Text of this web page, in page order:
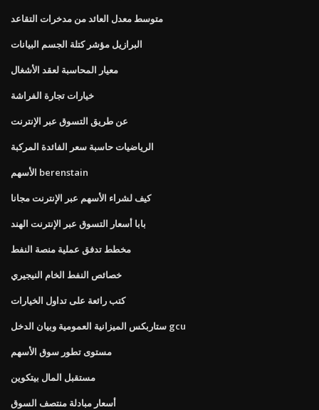
متوسط ​​معدل العائد من مدخرات التقاعد
البرازيل مؤشر كتلة الجسم البيانات
معيار المحاسبة لعقد الأشغال
خيارات تجارة الفراشة
عن طريق التسوق عبر الإنترنت
الرياضيات حاسبة سعر الفائدة المركبة
الأسهم berenstain
كيف لشراء الأسهم عبر الإنترنت مجانا
بابا أسعار التسوق عبر الإنترنت الهند
مخطط تدفق عملية منصة النفط
خصائص النفط الخام النيجيري
كتب رائعة على تداول الخيارات
ستاربكس الميزانية العمومية وبيان الدخل gcu
مستوى تطور سوق الأسهم
مستقبل المال بيتكوين
أسعار مبادلة منتصف السوق